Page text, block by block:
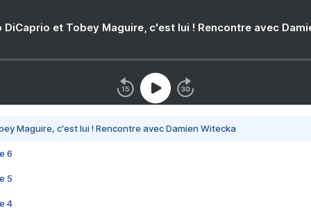
DiCaprio et Tobey Maguire, c'est lui ! Rencontre avec
Maguire, c'est lui ! Rencontre avec Damien Witecka
6
5
4